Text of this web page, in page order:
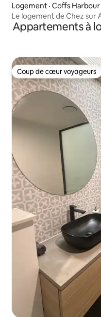
Logement · Coffs Harbour
Le logement de Chez sur
Appartements à
Coup de cœur voyageurs
Coup de cœur voyageurs